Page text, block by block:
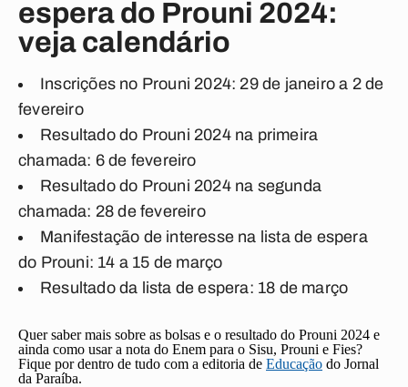
espera do Prouni 2024:
veja calendário
Inscrições no Prouni 2024: 29 de janeiro a 2 de
fevereiro
Resultado do Prouni 2024 na primeira
chamada: 6 de fevereiro
Resultado do Prouni 2024 na segunda
chamada: 28 de fevereiro
Manifestação de interesse na lista de espera
do Prouni: 14 a 15 de março
Resultado da lista de espera: 18 de março
Quer saber mais sobre as bolsas e o resultado do Prouni 2024 e
ainda como usar a nota do Enem para o Sisu, Prouni e Fies?
Fique por dentro de tudo com a editoria de Educação do Jornal
da Paraíba.